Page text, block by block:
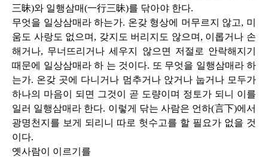
三昧)와 일행삼매(一行三昧)를 닦아야 한다.
무엇을 일상삼매라 하는가. 온갖 형상에 머무르지 않고, 미
움도 사랑도 없으며 , 갖지도 버리지도 않으며 , 이롭거나 손
해거나, 무너뜨리거나 세우지 않으면 저절로 안락해지기
때문에 일상삼매라 하 는 것이다. 또 무엇을 일행삼매라 하
는가. 온갖 곳에 다니거나 멈추거나 앉거나 눕거나 모두가
하나의 마음이 되면 그것이 곧 도량이며 정토가 되니 이를
일러 일행삼매라 한다. 이렇게 닦는 사람은 언하(言下)에서
광명천지를 보게 되리니 따로 헛수고를 할 필요가 없을 것
이다.
옛사람이 이르기를